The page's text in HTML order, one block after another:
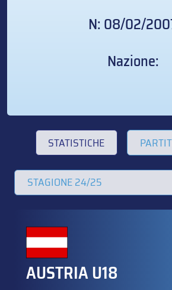
N: 08/02/
Nazione:
STATISTICHE
AUSTRIA U18